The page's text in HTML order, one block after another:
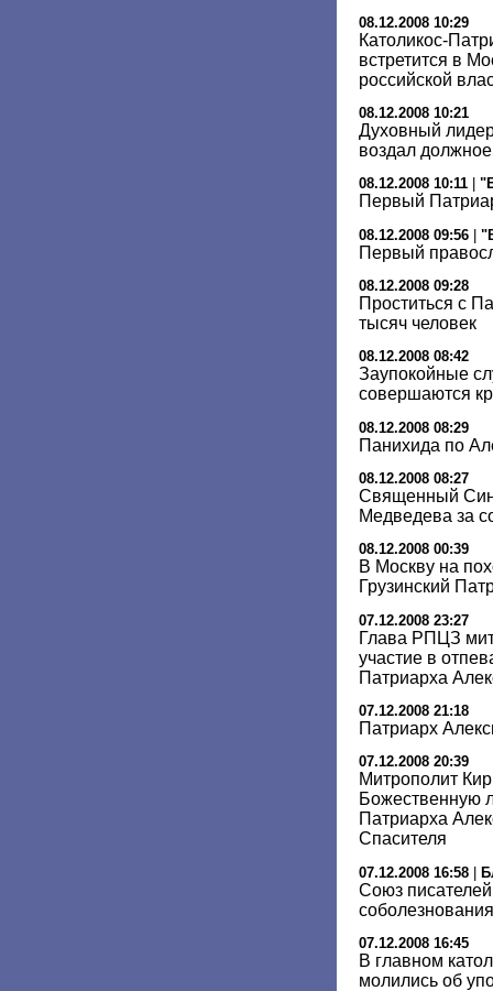
08.12.2008 10:29
Католикос-
встретится в
российской
08.12.2008 10:21
Духовный
воздал
08.12.2008 10:11
Первый
08.12.2008 09:56 |
Первый
08.12.2008 09:28
Проститься с
тысяч человек
08.12.2008 08:42
Заупокойные
совершаются
08.12.2008 08:29
Панихида по
08.12.2008 08:27
Священный
Медведева за
08.12.2008 00:39
В Москву на
Грузинский
07.12.2008 23:27
Глава РПЦЗ
участие в
Патриарха
07.12.2008 21:18
Патриарх
07.12.2008 20:39
Митрополит
Божественную
Патриарха
Спасителя
07.12.2008 16:58 |
Союз
07.12.2008 16:45
В главном
молились об